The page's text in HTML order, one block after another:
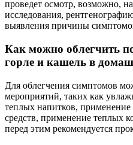
проведет осмотр, возможно,
исследования,
выявления причины
Как можно облегчить
горле и кашель в
Для облегчения симптомов
мероприятий, таких как
теплых напитков,
средств, применение теплых
перед этим рекомендуется